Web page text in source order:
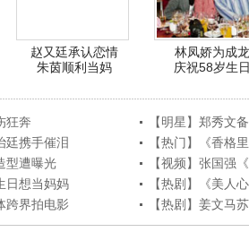
赵又廷承认恋情
朱茵顺利当妈
林凤娇为成龙
庆祝58岁生
狂奔
【明星】郑秀文
廷携手催泪
【热门】《香格
型遭曝光
【视频】张国强
日想当妈妈
【热剧】《美人
跨界拍电影
【热剧】姜文马